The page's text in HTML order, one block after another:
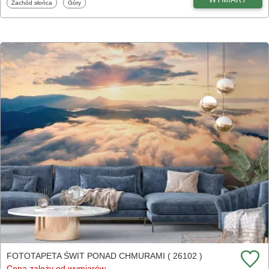
Fototapety
Zachód słońca Fototapety
Góry
FOTOTAPETA ŚWIT PONAD CHMURAMI ( 26102 )